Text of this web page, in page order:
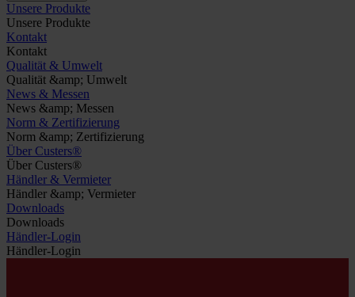
Unsere Produkte
Unsere Produkte
Kontakt
Kontakt
Qualität & Umwelt
Qualität &amp; Umwelt
News & Messen
News &amp; Messen
Norm & Zertifizierung
Norm &amp; Zertifizierung
Über Custers®
Über Custers®
Händler & Vermieter
Händler &amp; Vermieter
Downloads
Downloads
Händler-Login
Händler-Login